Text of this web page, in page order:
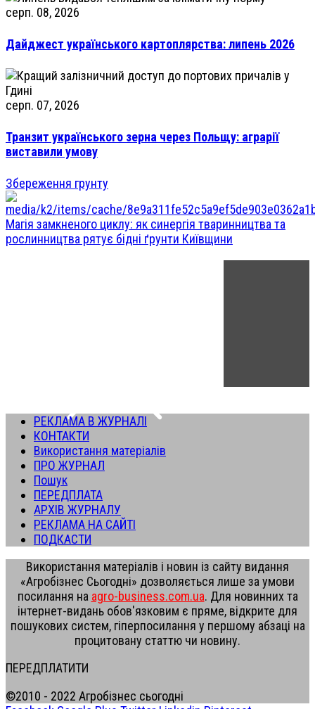
серп. 08, 2026
Дайджест українського картоплярства: липень 2026
серп. 07, 2026
Транзит українського зерна через Польщу: аграрії
виставили умову
Збереження грунту
Магія замкненого циклу: як синергія тваринництва та
рослинництва рятує бідні ґрунти Київщини
РЕКЛАМА В ЖУРНАЛІ
КОНТАКТИ
Використання матеріалів
ПРО ЖУРНАЛ
Пошук
ПЕРЕДПЛАТА
АРХІВ ЖУРНАЛУ
РЕКЛАМА НА САЙТІ
ПОДКАСТИ
Використання матеріалів і новин із сайту видання
«Агробізнес Сьогодні» дозволяється лише за умови
посилання на agro-business.com.ua. Для новинних та
інтернет-видань обов'язковим є пряме, відкрите для
пошукових систем, гіперпосилання у першому абзаці на
процитовану статтю чи новину.
ПЕРЕДПЛАТИТИ
©2010 - 2022 Агробізнес сьогодні